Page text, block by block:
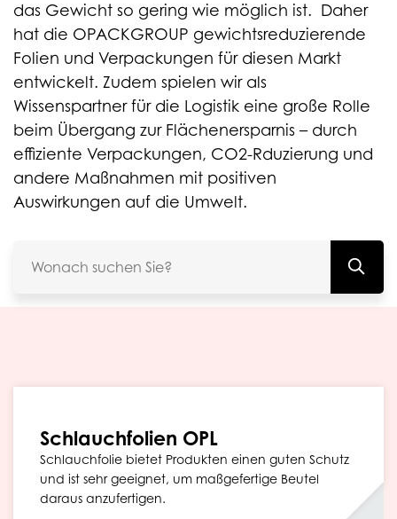
das Gewicht so gering wie möglich ist. Daher
hat die OPACKGROUP gewichtsreduzierende
Folien und Verpackungen für diesen Markt
entwickelt. Zudem spielen wir als
Wissenspartner für die Logistik eine große Rolle
beim Übergang zur Flächenersparnis – durch
effiziente Verpackungen, CO2-Rduzierung und
andere Maßnahmen mit positiven
Auswirkungen auf die Umwelt.
Schlauchfolien OPL
Schlauchfolie bietet Produkten einen guten Schutz
und ist sehr geeignet, um maßgefertige Beutel
daraus anzufertigen.